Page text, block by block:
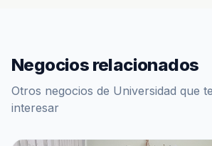
Negocios relacionados
Otros negocios de Universidad que
interesar